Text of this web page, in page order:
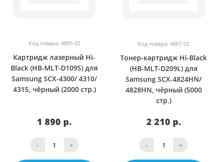
Код товара: 4885-02
Картридж лазерный Hi-
Black (HB-MLT-D109S) для
Samsung SCX-4300/ 4310/
4315, чёрный (2000 стр.)
1 890 р.
- +
Код товара: 4867-02
Тонер-картридж Hi-Black
(HB-MLT-D209L) для
Samsung SCX-4824HN/
4828HN, чёрный (5000
стр.)
2 210 р.
- +